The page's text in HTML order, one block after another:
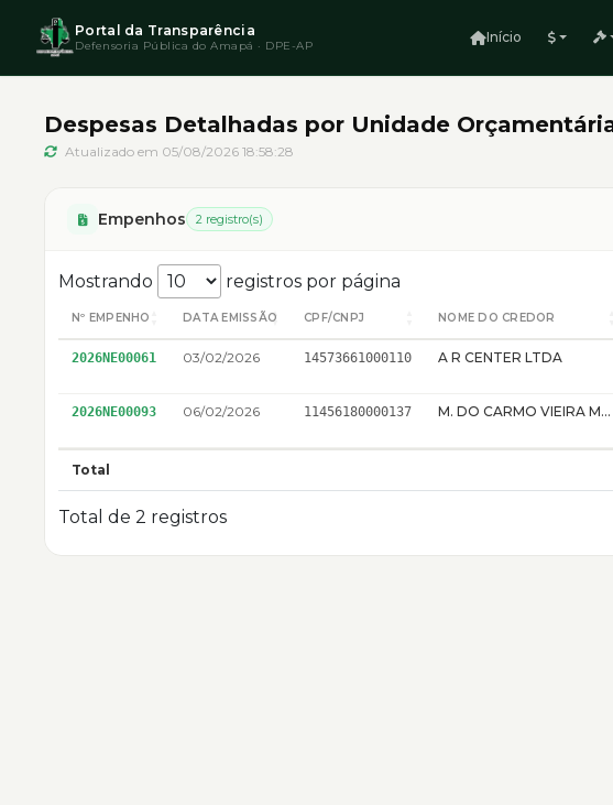
Portal da Transparência
Defensoria Pública do Amapá · DPE-AP
Início
Despesas Detalhadas por Unidade
Atualizado em 05/08/2026 18:58:28
Empenhos 2 registro(s)
Mostrando registros por página
Nº EMPENHO DATA EMISSÃO CPF/CNPJ NOME DO CREDOR
2026NE00061 03/02/2026 14573661000110 A R CENTER LTDA
2026NE00093 06/02/2026 11456180000137 M. DO CARMO VIEIRA MOURA - EPP
Total
Total de 2 registros